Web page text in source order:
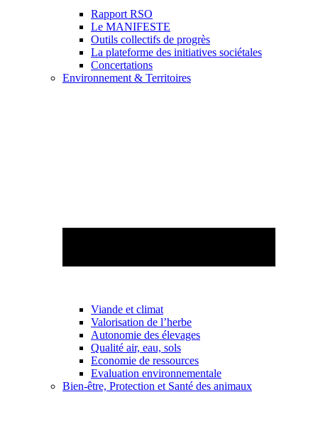
Rapport RSO
Le MANIFESTE
Outils collectifs de progrès
La plateforme des initiatives sociétales
Concertations
Environnement & Territoires
Viande et climat
Valorisation de l’herbe
Autonomie des élevages
Qualité air, eau, sols
Economie de ressources
Evaluation environnementale
Bien-être, Protection et Santé des animaux